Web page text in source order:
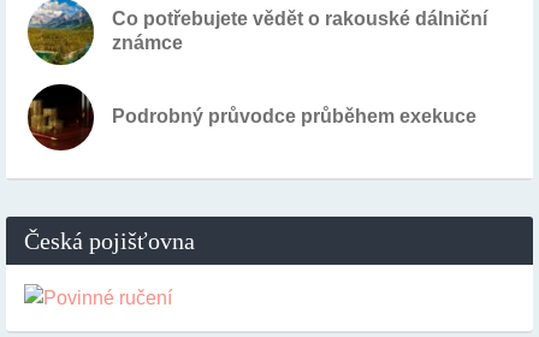
Co potřebujete vědět o rakouské dálniční
známce
Podrobný průvodce průběhem exekuce
Česká pojišťovna